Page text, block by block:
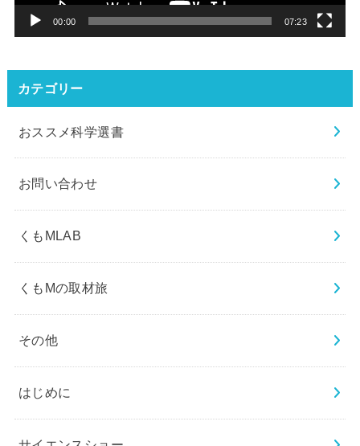
00:00 07:23
カテゴリー
おススメ科学選書
お問い合わせ
くもMLAB
くもMの取材旅
その他
はじめに